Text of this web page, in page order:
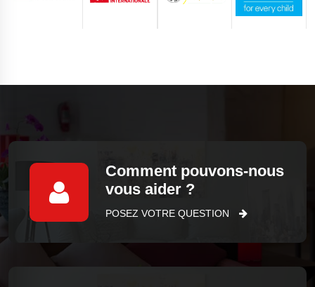
Comment pouvons-nous
vous aider ?
POSEZ VOTRE QUESTION